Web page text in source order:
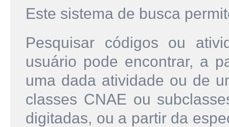
Este sistema de busca
Pesquisar códigos ou
usuário pode encontrar, a
uma dada atividade ou de
classes CNAE ou
digitadas, ou a partir da